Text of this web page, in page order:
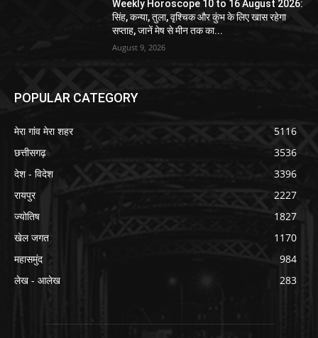
Weekly Horoscope 10 to 16 August 2026:
सिंह, कन्या, तुला, वृश्चिक और कुंभ के लिए खास रहेगा
सप्ताह, जानें मेष से मीन तक का...
August 9, 2026
POPULAR CATEGORY
मेरा गांव मेरा शहर
5116
छत्तीसगढ़
3536
देश - विदेश
3396
रायपुर
2227
ज्योतिष
1827
खेल जगत
1170
महासमुंद
984
लेख - आलेख
283